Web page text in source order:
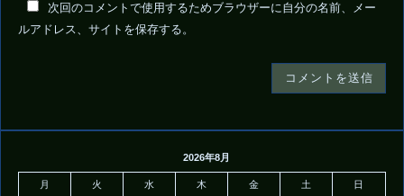
次回のコメントで使用するためブラウザーに自分の名前、メー
ルアドレス、サイトを保存する。
2026年8月
月 火 水 木 金 土 日